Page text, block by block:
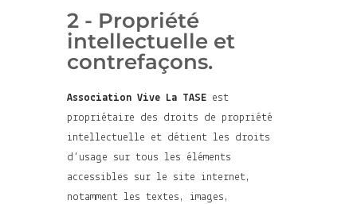
2 - Propriété
intellectuelle et
contrefaçons.
Association Vive La TASE est
propriétaire des droits de propriété
intellectuelle et détient les droits
d’usage sur tous les éléments
accessibles sur le site internet,
notamment les textes, images,